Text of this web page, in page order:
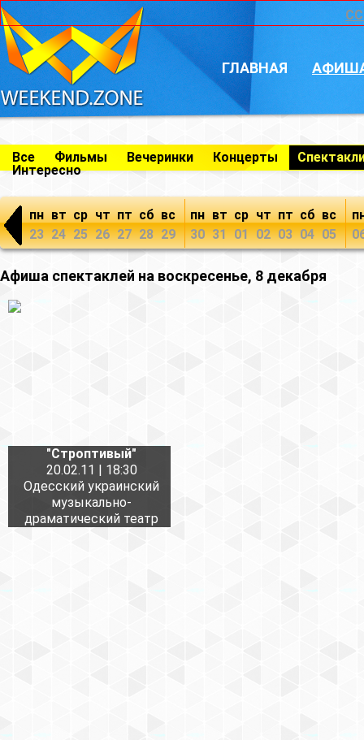
ГЛАВНАЯ
Все Фильмы Вечеринки Концерты
Интересно
пн
23
вт
24
ср
25
чт
26
пт
27
сб
28
вс
29
пн
30
вт
31
ср
01
чт
02
пт
03
сб
04
вс
05
Афиша спектаклей на воскресенье, 8 декабря
"Строптивый"
20.02.11 | 18:30
Одесский украинский
музыкально-
драматический театр